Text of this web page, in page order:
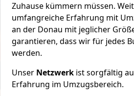
Zuhause kümmern müssen.
umfangreiche Erfahrung mit
an der Donau mit jeglicher
garantieren, dass wir für jedes
werden.
Unser Netzwerk ist sorgfältig
Erfahrung im Umzugsbereich.